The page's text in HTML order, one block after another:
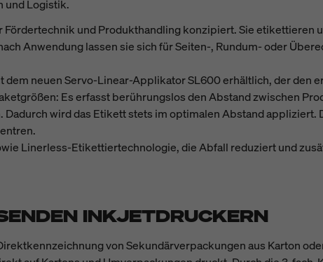
und Logistik.
und Produkthandling konzipiert. Sie etikettieren
Anwendung lassen sie sich für Seiten-, Rundum- oder
neuen Servo-Linear-Applikator SL600 erhältlich, der den
Es erfasst berührungslos den Abstand zwischen
wird das Etikett stets im optimalen Abstand appliziert.
Linerless-Etikettiertechnologie, die Abfall reduziert und
INKJETDRUCKERN
von Sekundärverpackungen aus Karton